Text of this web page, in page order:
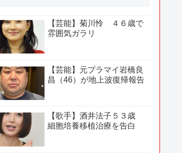
【芸能】菊川怜 ４６歳で
雰囲気ガラリ
【芸能】元プラマイ岩橋良
昌（46）が地上波復帰報告
【歌手】酒井法子５３歳
細胞培養移植治療を告白